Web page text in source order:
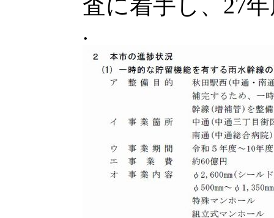
査に着手し、27
.